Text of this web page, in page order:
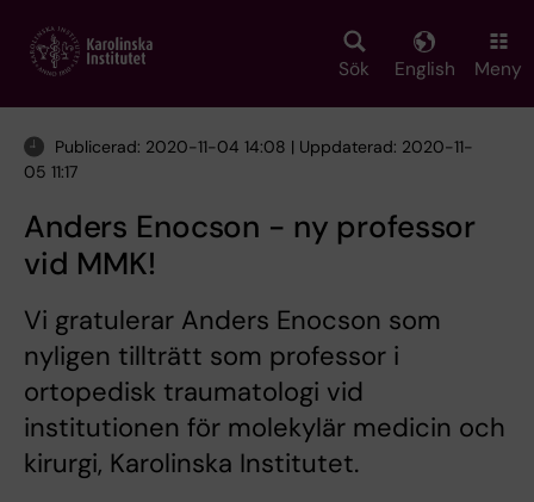
main
Sök English Meny
Publicerad: 2020-11-04 14:08 | Uppdaterad: 2020-11-
05 11:17
Anders Enocson - ny professor
vid MMK!
Vi gratulerar Anders Enocson som
nyligen tillträtt som professor i
ortopedisk traumatologi vid
institutionen för molekylär medicin och
kirurgi, Karolinska Institutet.